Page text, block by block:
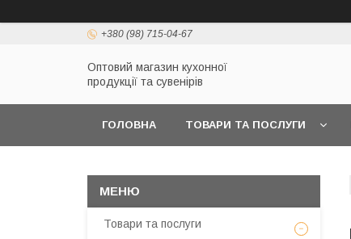
+380 (98) 715-04-67
Оптовий магазин кухонної
продукції та сувенірів
ГОЛОВНА ТОВАРИ ТА ПОСЛУГИ
Товари та послуги